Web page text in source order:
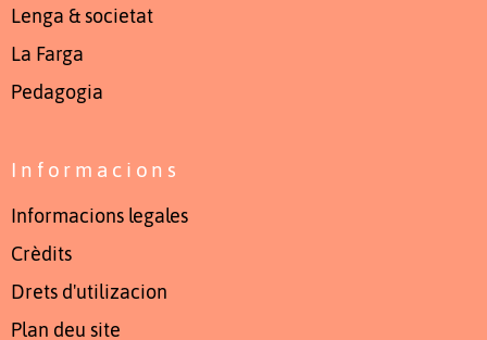
Lenga & societat
La Farga
Pedagogia
Informacions
Informacions legales
Crèdits
Drets d'utilizacion
Plan deu site